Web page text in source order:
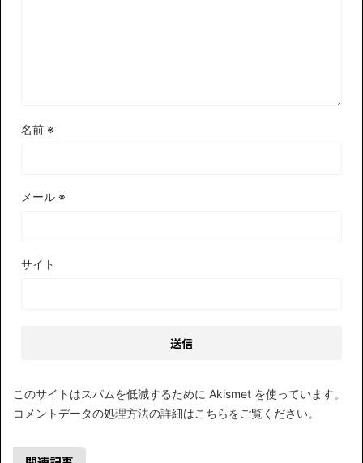
名前 ※
メール ※
サイト
このサイトはスパムを低減するために Akismet を使っています。
コメントデータの処理方法の詳細はこちらをご覧ください。